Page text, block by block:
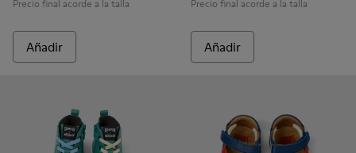
Precio final acorde a la talla
Añadir
Precio final acorde a la talla
Añadir